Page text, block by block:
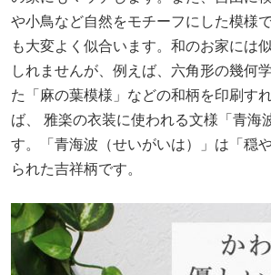
や小鳥など自然をモチーフにした模様
も大変よく似合います。和のお家には
しれませんが、例えば、六角形の幾何
た「麻の葉模様」などの和柄を印刷す
ば、 雅楽の衣装に使われる文様「青
す。「青海波（せいがいは）」は「穏
られた吉祥柄です。